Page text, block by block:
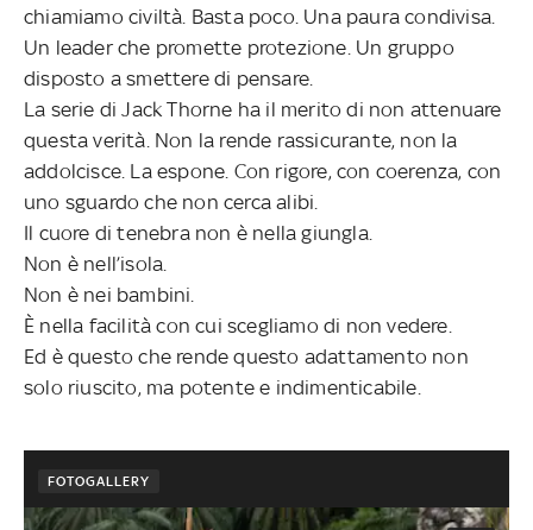
chiamiamo civiltà. Basta poco. Una paura condivisa.
Un leader che promette protezione. Un gruppo
disposto a smettere di pensare.
La serie di Jack Thorne ha il merito di non attenuare
questa verità. Non la rende rassicurante, non la
addolcisce. La espone. Con rigore, con coerenza, con
uno sguardo che non cerca alibi.
Il cuore di tenebra non è nella giungla.
Non è nell’isola.
Non è nei bambini.
È nella facilità con cui scegliamo di non vedere.
Ed è questo che rende questo adattamento non
solo riuscito, ma potente e indimenticabile.
FOTOGALLERY